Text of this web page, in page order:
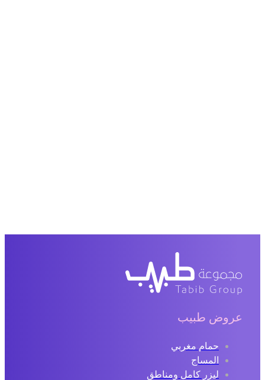
عروض طبيب
حمام مغربي
المساج
ليزر كامل ومناطق